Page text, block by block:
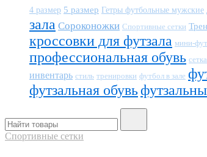
4 размер 5 размер Гетры футбольные мужские
зала Сороконожки Спортивные сетки
кроссовки для футзала мини-
профессиональная обувь
инвентарь стиль тренировки футбол в зале
футзальная обувь
Спортивные сетки